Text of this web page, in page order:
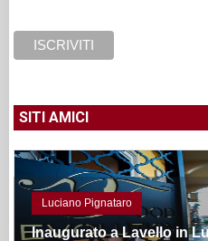
SITI AMICI
Luciano Pignataro
Inaugurato a Lavello in